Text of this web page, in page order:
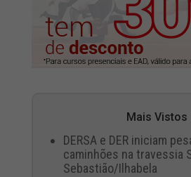
Mais Vistos
DERSA e DER iniciam
caminhões na travessia
Sebastião/Ilhabela